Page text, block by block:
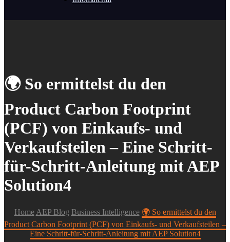
🌍 So ermittelst du den
Product Carbon Footprint
(PCF) von Einkaufs- und
Verkaufsteilen – Eine Schritt-
für-Schritt-Anleitung mit AEP
Solution4
Home AEP Blog Business Intelligence 🌍 So ermittelst du den
Product Carbon Footprint (PCF) von Einkaufs- und Verkaufsteilen –
Eine Schritt-für-Schritt-Anleitung mit AEP Solution4